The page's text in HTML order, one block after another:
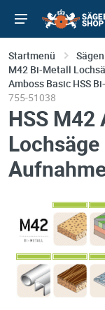
Startmenü Sägen
M42 Bi-Metall
Amboss Basic HSS
755-51038
HSS M42